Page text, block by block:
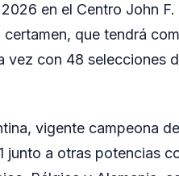
en el Centro John
certamen, que tendrá
vez con 48 selecciones
vigente campeona
junto a otras potencias